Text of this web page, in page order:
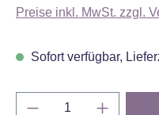
Preise inkl. MwSt. zzgl.
Sofort verfügbar,
Produkt Anzahl: